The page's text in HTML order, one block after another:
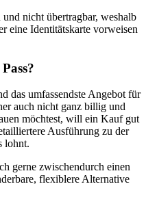
nicht übertragbar, weshalb
eine Identitätskarte vorweisen
das umfassendste Angebot für
auch nicht ganz billig und
möchtest, will ein Kauf gut
Ausführung zu der
lohnt.
gerne zwischendurch einen
flexiblere Alternative